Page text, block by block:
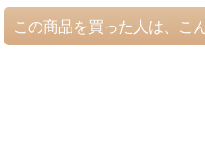
この商品を買った人は、こ